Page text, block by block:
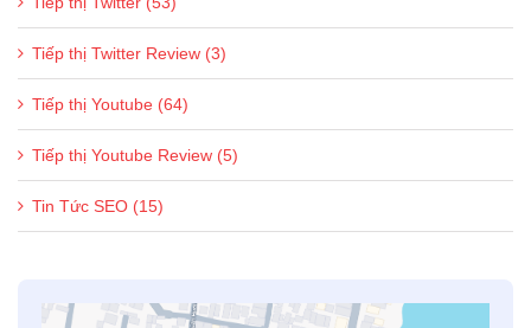
Tiếp thị Twitter Review (3)
Tiếp thị Youtube (64)
Tiếp thị Youtube Review (5)
Tin Tức SEO (15)